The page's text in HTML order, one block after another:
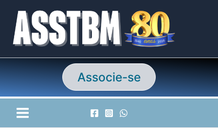
conteúdo
Associe-se